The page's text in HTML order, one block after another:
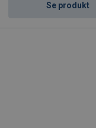
Se produkt